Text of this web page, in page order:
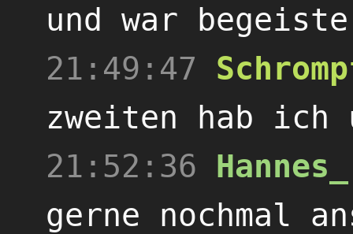
und war
21:49:47
zweiten hab
21:52:36
Hannes_
gerne nochmal